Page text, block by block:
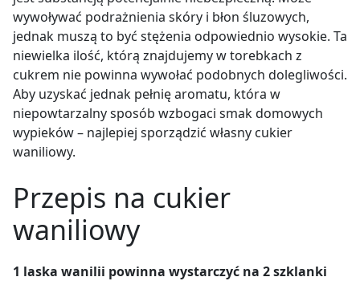
wywoływać podrażnienia skóry i błon śluzowych,
jednak muszą to być stężenia odpowiednio wysokie. Ta
niewielka ilość, którą znajdujemy w torebkach z
cukrem nie powinna wywołać podobnych dolegliwości.
Aby uzyskać jednak pełnię aromatu, która w
niepowtarzalny sposób wzbogaci smak domowych
wypieków – najlepiej sporządzić własny cukier
waniliowy.
Przepis na cukier
waniliowy
1 laska wanilii powinna wystarczyć na 2 szklanki